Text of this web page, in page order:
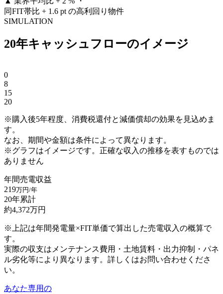
同FIT帯比 + 1.6 pt の高利回り物件
SIMULATION
20年キャッシュフローのイメージ
0
8
15
20
※購入後5年程度、消費税還付と減価償却の効果を見込めま
す。
なお、期間や金額は条件によって異なります。
※グラフはイメージです。正確な収入の推移を表すものでは
ありません
年間売電収益
219万円/年
20年累計
約4,372万円
※上記は年間発電量×FIT単価で算出した売電収入の概算で
す。
実際の収支はメンテナンス費用・土地賃料・出力抑制・パネ
ル劣化等により異なります。詳しくはお問い合わせくださ
い。
あなた専用の